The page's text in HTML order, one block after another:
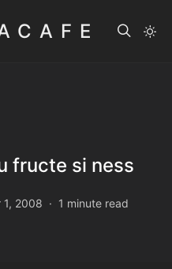
fructe si ness
1, 2008 1 minute read